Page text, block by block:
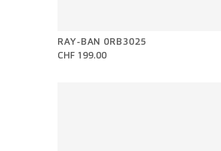
RAY-BAN 0RB3025
CHF 199.00